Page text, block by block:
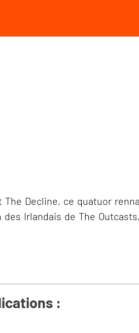
The Decline, ce quatuor
Irlandais de The
: